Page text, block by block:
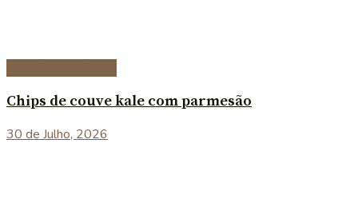
Chips de couve kale com parmesão
30 de Julho, 2026